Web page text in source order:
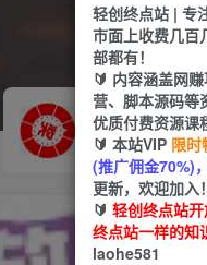
推广赚钱
70%
推广返佣高达
轻创终点站 | 专
市面上收费几百
部都有！
🔰 内容涵盖网
营、脚本源码等
优质付费资源课
🔰 本站VIP 限时
(推广佣金70%)，
更新，欢迎加入！
🔰 轻创终点站
终点站一样的知
laohe581